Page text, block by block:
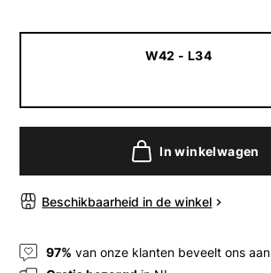
W42 - L34
In winkelwagen
Beschikbaarheid in de winkel
97% van onze klanten beveelt ons aan